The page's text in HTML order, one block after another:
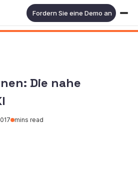
Fordern Sie eine Demo an
Die nahe
mins read